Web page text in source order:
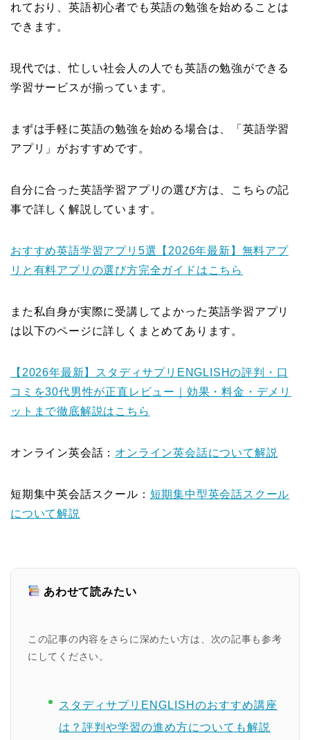
れており、英語初心者でも英語の勉強を始めることは
できます。
現代では、忙しい社会人の人でも英語の勉強ができる
学習サービスが揃っています。
まずは手軽に英語の勉強を始める場合は、「英語学習
アプリ」がおすすめです。
自分に合った英語学習アプリの選び方は、こちらの記
事で詳しく解説しています。
おすすめ英語学習アプリ5選【2026年最新】無料アプ
リと有料アプリの選び方完全ガイドはこちら
また私自身が実際に受講してよかった英語学習アプリ
は以下のページに詳しくまとめてあります。
【2026年最新】スタディサプリENGLISHの評判・口
コミを30代男性が正直レビュー｜効果・料金・デメリ
ットまで徹底解説はこちら
オンライン英会話： オンライン英会話について解説
短期集中英会話スクール： 短期集中型英会話スクール
について解説
あわせて読みたい
この記事の内容をさらに深めたい方は、次の記事も参考
にしてください。
スタディサプリENGLISHのおすすめ講座
は？評判や学習の進め方についても解説